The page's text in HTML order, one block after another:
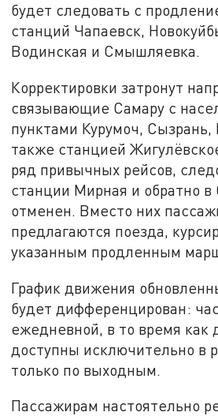
будет следовать с
станций Чапаевск,
Водинская и Смышляевка.
Корректировки затронут
связывающие Самару с
пунктами Курумоч, Сызрань,
также станцией
ряд привычных рейсов,
станции Мирная и обратно в
отменен. Вместо них
предлагаются поезда,
указанным продленным
График движения
будет дифференцирован:
ежедневной, в то время как
доступны исключительно в
только по выходным.
Пассажирам настоятельно